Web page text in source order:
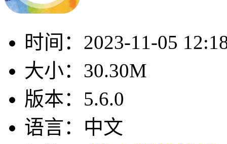
时间： 2023-11-05
大小： 30.30M
版本： 5.6.0
语言： 中文